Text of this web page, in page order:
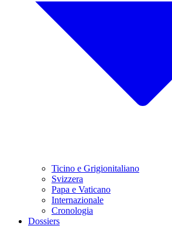
Ticino e Grigionitaliano
Svizzera
Papa e Vaticano
Internazionale
Cronologia
Dossiers